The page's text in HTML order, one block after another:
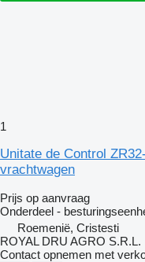
1
Unitate de Control
vrachtwagen
Prijs op aanvraag
Onderdeel -
Roemenië, Cristesti
ROYAL DRU AGRO S.R.L.
Contact opnemen met